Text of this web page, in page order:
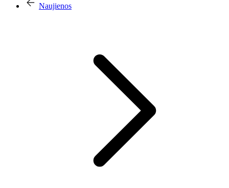
Naujienos